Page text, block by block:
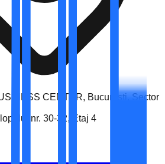
CENTER, București, Sector
nr. 30-32, Etaj 4